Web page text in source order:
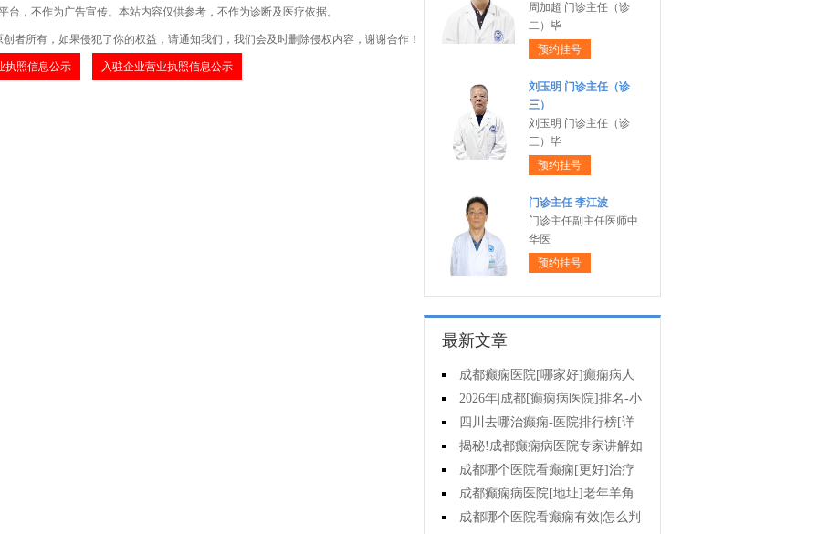
周加超 门诊主任（诊
二）毕
预约挂号
刘玉明 门诊主任（诊
三）
刘玉明 门诊主任（诊
三）毕
预约挂号
门诊主任 李江波
门诊主任副主任医师中
华医
预约挂号
最新文章
成都癫痫医院[哪家好]癫痫病人
能活多久?
2026年|成都[癫痫病医院]排名-小
儿癫痫症状是什么?
四川去哪治癫痫-医院排行榜[详
细排名]儿童癫痫治疗要注意什么?
揭秘!成都癫痫病医院专家讲解如
何避免癫痫病的遗传给孩子?
成都哪个医院看癫痫[更好]治疗
癫痫的药物不良反应是什么?
成都癫痫病医院[地址]老年羊角
风心理怎么调整?
成都哪个医院看癫痫有效|怎么判
台，不作为广告宣传。本站内容仅供参考，不作为诊断及医疗依据。
者所有，如果侵犯了你的权益，请通知我们，我们会及时删除侵权内容，谢谢合作！
执照信息公示 入驻企业营业执照信息公示